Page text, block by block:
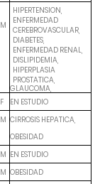
M
HIPERTENSION,
ENFERMEDAD
CEREBROVASCULAR,
DIABETES,
ENFERMEDAD RENAL,
DISLIPIDEMIA,
HIPERPLASIA
PROSTATICA,
GLAUCOMA,
F
EN ESTUDIO
M CIRROSIS HEPATICA,
OBESIDAD
M EN ESTUDIO
M OBESIDAD